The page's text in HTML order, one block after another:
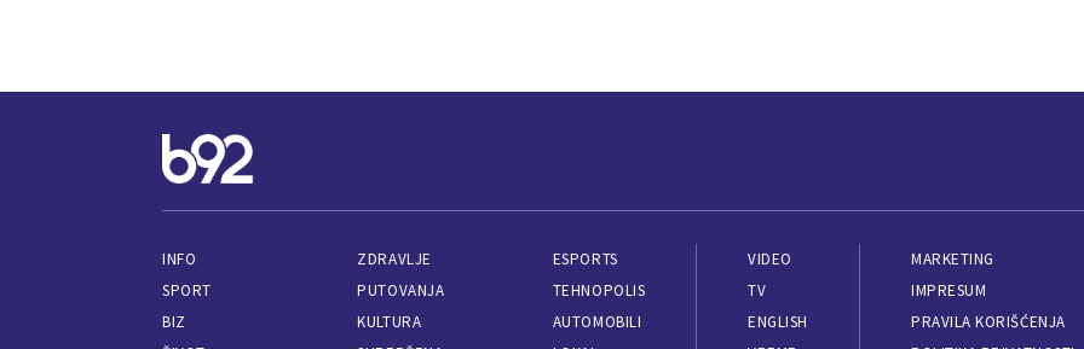
INFO
SPORT
BIZ
ZDRAVLJE
PUTOVANJA
KULTURA
ESPORTS
TEHNOPOLIS
AUTOMOBILI
VIDEO
TV
ENGLISH
MARKETING
IMPRESUM
PRAVILA KORIŠĆENJA